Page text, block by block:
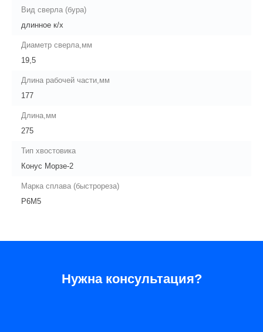
Вид сверла (бура)
длинное к/х
Диаметр сверла,мм
19,5
Длина рабочей части,мм
177
Длина,мм
275
Тип хвостовика
Конус Морзе-2
Марка сплава (быстрореза)
Р6М5
Нужна консультация?